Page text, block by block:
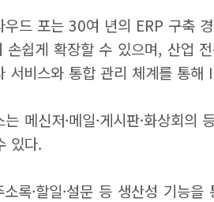
우드 포는 30여 년의 ERP 구축
손쉽게 확장할 수 있으며, 산업
서비스와 통합 관리 체계를 통
는 메신저·메일·게시판·화상회
있다.
록·할일·설문 등 생산성 기능